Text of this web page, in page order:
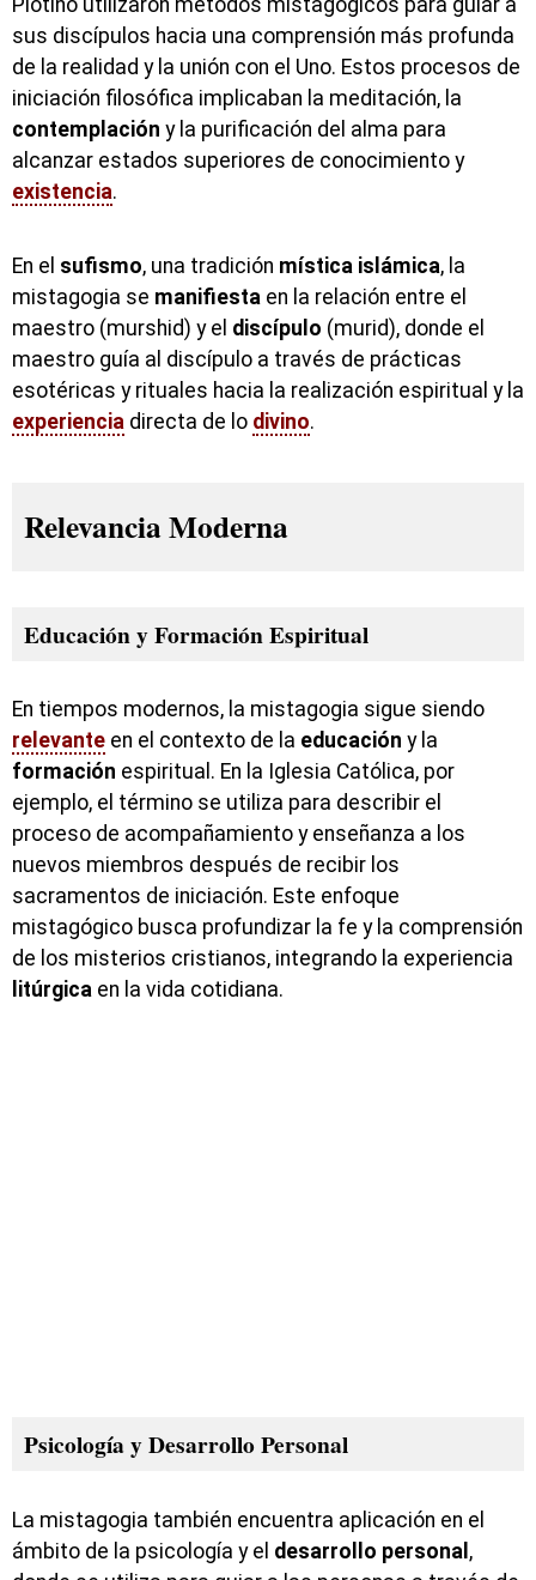
Plotino utilizaron métodos mistagógicos para guiar a
sus discípulos hacia una comprensión más profunda
de la realidad y la unión con el Uno. Estos procesos de
iniciación filosófica implicaban la meditación, la
contemplación y la purificación del alma para
alcanzar estados superiores de conocimiento y
existencia.
En el sufismo, una tradición mística islámica, la
mistagogia se manifiesta en la relación entre el
maestro (murshid) y el discípulo (murid), donde el
maestro guía al discípulo a través de prácticas
esotéricas y rituales hacia la realización espiritual y la
experiencia directa de lo divino.
Relevancia Moderna
Educación y Formación Espiritual
En tiempos modernos, la mistagogia sigue siendo
relevante en el contexto de la educación y la
formación espiritual. En la Iglesia Católica, por
ejemplo, el término se utiliza para describir el
proceso de acompañamiento y enseñanza a los
nuevos miembros después de recibir los
sacramentos de iniciación. Este enfoque
mistagógico busca profundizar la fe y la comprensión
de los misterios cristianos, integrando la experiencia
litúrgica en la vida cotidiana.
Psicología y Desarrollo Personal
La mistagogia también encuentra aplicación en el
ámbito de la psicología y el desarrollo personal ,